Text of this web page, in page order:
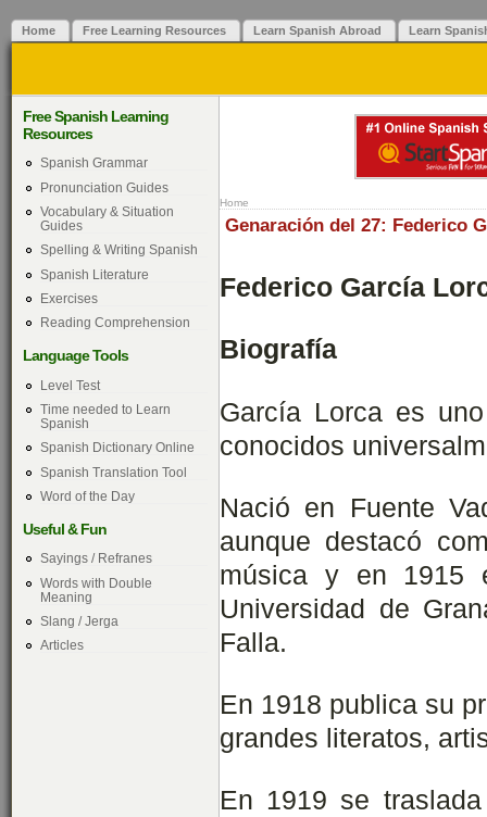
Home Free Learning Resources Learn Spanish Abroad Learn
Free Spanish Learning
Resources
Spanish Grammar
Pronunciation Guides
Vocabulary & Situation
Guides
Spelling & Writing Spanish
Spanish Literature
Exercises
Reading Comprehension
Language Tools
Level Test
Time needed to Learn
Spanish
Spanish Dictionary Online
Spanish Translation Tool
Word of the Day
Useful & Fun
Sayings / Refranes
Words with Double
Meaning
Slang / Jerga
Articles
Home
Genaración del 27: Federico
Federico García
Biografía
García Lorca es
conocidos
Nació en Fuente
aunque destacó
música y en 1915
Universidad de
Falla.
En 1918 publica su
grandes literatos,
En 1919 se